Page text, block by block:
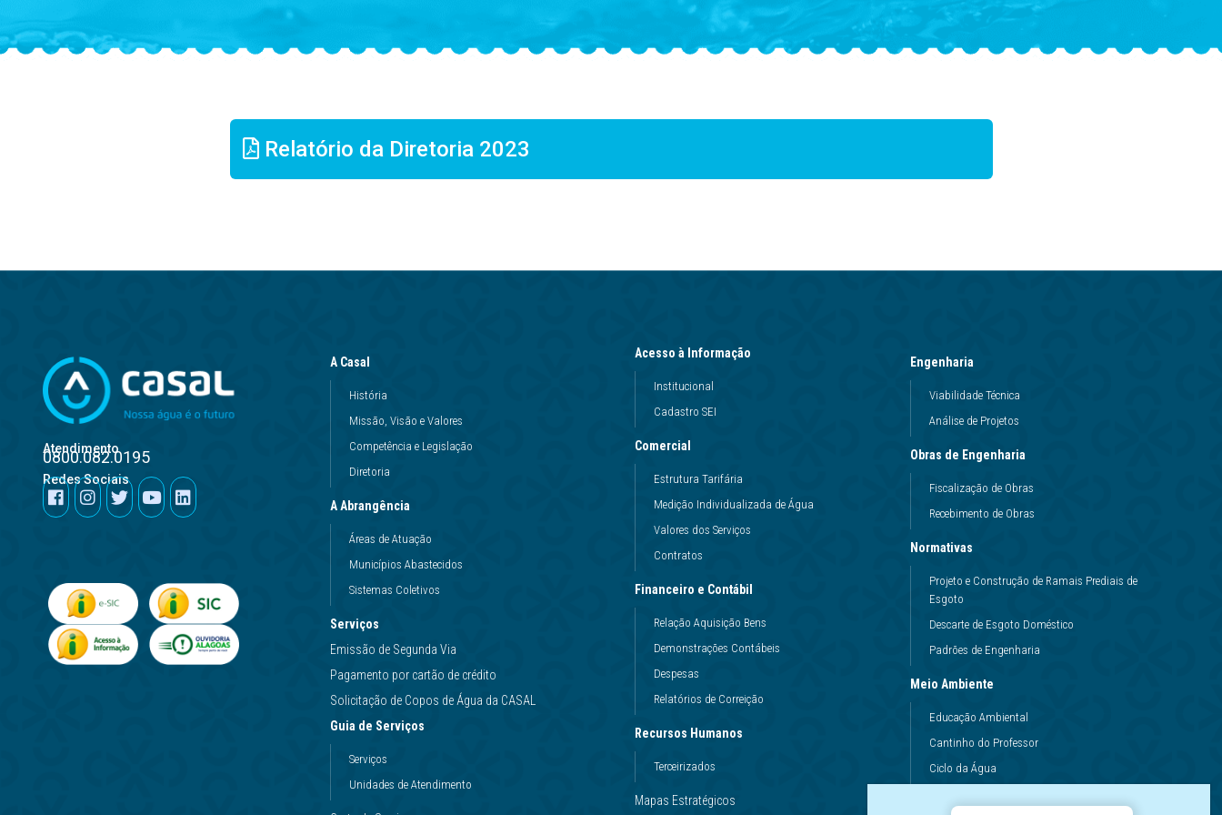
Relatório da Diretoria 2023
Atendimento
0800.082.0195
Redes Sociais
A Casal
História
Missão, Visão e Valores
Competência e Legislação
Diretoria
A Abrangência
Áreas de Atuação
Municípios Abastecidos
Sistemas Coletivos
Serviços
Emissão de Segunda Via
Pagamento por cartão de crédito
Solicitação de Copos de Água da CASAL
Guia de Serviços
Serviços
Unidades de Atendimento
Acesso à Informação
Institucional
Cadastro SEI
Comercial
Estrutura Tarifária
Medição Individualizada de Água
Valores dos Serviços
Contratos
Financeiro e Contábil
Relação Aquisição Bens
Demonstrações Contábeis
Despesas
Relatórios de Correição
Recursos Humanos
Terceirizados
Mapas Estratégicos
Engenharia
Viabilidade Técnica
Análise de Projetos
Obras de Engenharia
Fiscalização de Obras
Recebimento de Obras
Normativas
Projeto e Construção de Ramais Prediais de
Esgoto
Descarte de Esgoto Doméstico
Padrões de Engenharia
Meio Ambiente
Educação Ambiental
Cantinho do Professor
Ciclo da Água